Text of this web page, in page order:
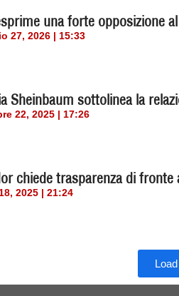
una forte opposizione
27, 2026 | 15:33
Sheinbaum sottolinea la
22, 2025 | 17:26
chiede trasparenza di
2025 | 21:24